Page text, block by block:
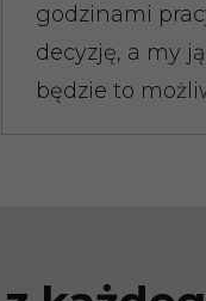
godzinami
decyzję, a my
będzie to